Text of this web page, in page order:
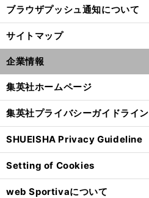
ブラウザプッシュ通知について
サイトマップ
企業情報
集英社ホームページ
集英社プライバシーガイドライン
SHUEISHA Privacy Guideline
Setting of Cookies
web Sportivaについて